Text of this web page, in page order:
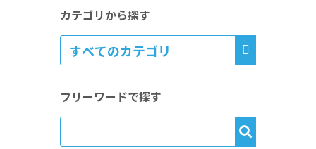
カテゴリから探す
フリーワードで探す